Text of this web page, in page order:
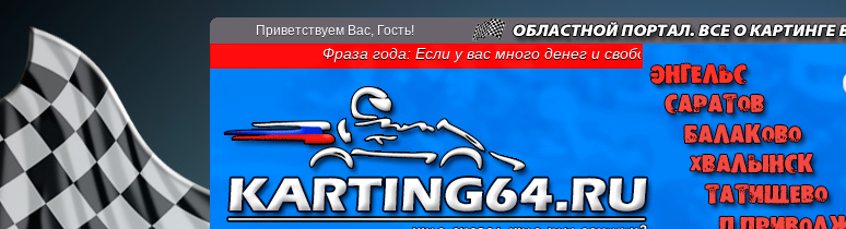
Приветствуем Вас, Гость!
Фраза года: Если у вас много денег и свободного времени -